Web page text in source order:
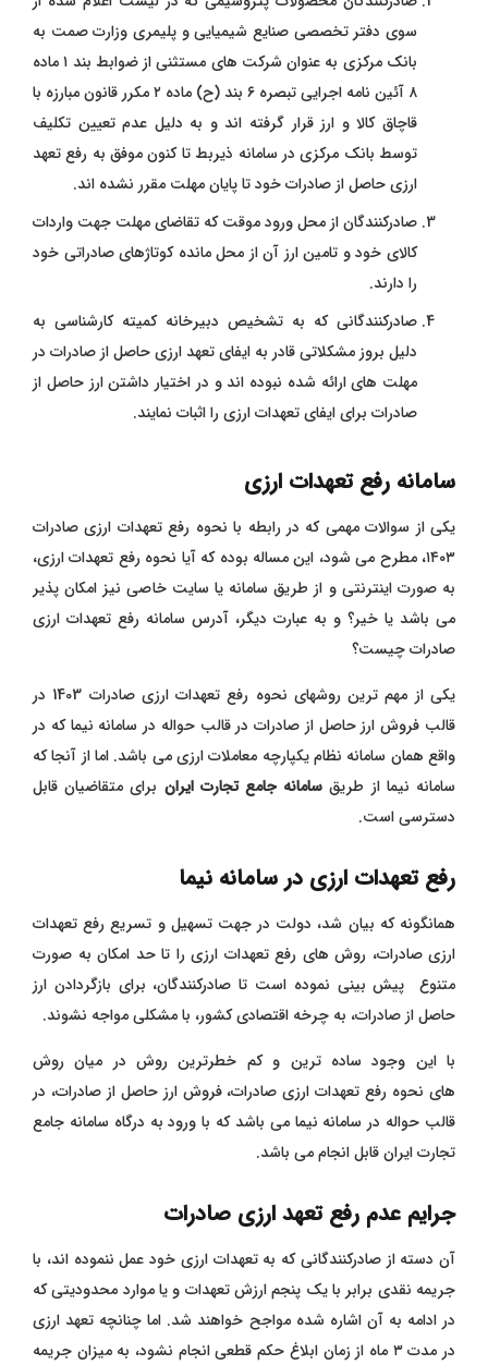
سوی دفتر تخصصی صنایع شیمیایی و پلیمری وزارت صمت به
بانک مرکزی به عنوان شرکت های مستثنی از ضوابط بند ۱ ماده
۸ آئین نامه اجرایی تبصره ۶ بند (ح) ماده ۲ مکرر قانون مبارزه با
قاچاق کالا و ارز قرار گرفته اند و به دلیل عدم تعیین تکلیف
توسط بانک مرکزی در سامانه ذیربط تا کنون موفق به رفع تعهد
ارزی حاصل از صادرات خود تا پایان مهلت مقرر نشده اند.
صادرکنندگان از محل ورود موقت که تقاضای مهلت جهت واردات
کالای خود و تامین ارز آن از محل مانده کوتاژهای صادراتی خود
را دارند.
صادرکنندگانی که به تشخیص دبیرخانه کمیته کارشناسی به
دلیل بروز مشکلاتی قادر به ایفای تعهد ارزی حاصل از صادرات در
مهلت های ارائه شده نبوده اند و در اختیار داشتن ارز حاصل از
صادرات برای ایفای تعهدات ارزی را اثبات نمایند.
سامانه رفع تعهدات ارزی
یکی از سوالات مهمی که در رابطه با نحوه رفع تعهدات ارزی صادرات
۱۴۰۳، مطرح می شود، این مساله بوده که آیا نحوه رفع تعهدات ارزی،
به صورت اینترنتی و از طریق سامانه یا سایت خاصی نیز امکان پذیر
می باشد یا خیر؟ و به عبارت دیگر، آدرس سامانه رفع تعهدات ارزی
صادرات چیست؟
یکی از مهم ترین روشهای نحوه رفع تعهدات ارزی صادرات 1403 در
قالب فروش ارز حاصل از صادرات در قالب حواله در سامانه نیما که در
واقع همان سامانه نظام یکپارچه معاملات ارزی می باشد. اما از آنجا که
سامانه نیما از طریق سامانه جامع تجارت ایران برای متقاضیان قابل
دسترسی است.
رفع تعهدات ارزی در سامانه نیما
همانگونه که بیان شد، دولت در جهت تسهیل و تسریع رفع تعهدات
ارزی صادرات، روش های رفع تعهدات ارزی را تا حد امکان به صورت
متنوع پیش بینی نموده است تا صادرکنندگان، برای بازگردادن ارز
حاصل از صادرات، به چرخه اقتصادی کشور، با مشکلی مواجه نشوند.
با این وجود ساده ترین و کم خطرترین روش در میان روش
های نحوه رفع تعهدات ارزی صادرات، فروش ارز حاصل از صادرات، در
قالب حواله در سامانه نیما می باشد که با ورود به درگاه سامانه جامع
تجارت ایران قابل انجام می باشد.
جرایم عدم رفع تعهد ارزی صادرات
آن دسته از صادرکنندگانی که به تعهدات ارزی خود عمل ننموده ‌اند، با
جریمه نقدی برابر با یک پنجم ارزش تعهدات و یا موارد محدودیتی که
در ادامه به آن اشاره شده مواجح خواهند شد. اما چنانچه تعهد ارزی
در مدت ۳ ماه از زمان ابلاغ حکم قطعی انجام نشود، به میزان جریمه